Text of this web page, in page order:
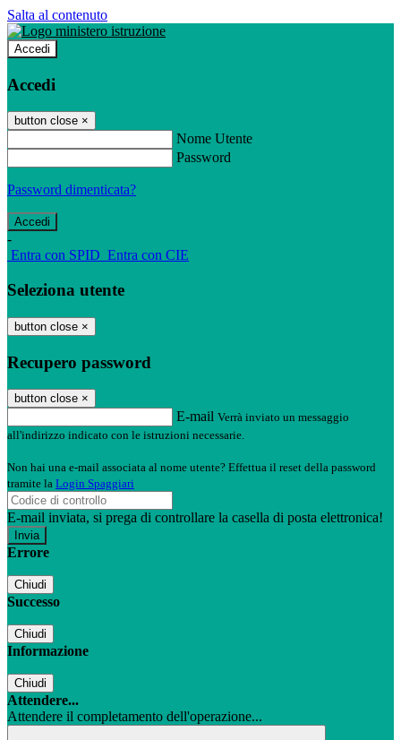
Salta al contenuto
Accedi
Accedi
button close ×
Nome Utente
Password
Password dimenticata?
-
Entra con SPID Entra con CIE
Seleziona utente
button close ×
Recupero password
button close ×
E-mail Verrà inviato un messaggio
all'indirizzo indicato con le istruzioni necessarie.
Non hai una e-mail associata al nome utente? Effettua il reset della password
tramite la Login Spaggiari
E-mail inviata, si prega di controllare la casella di posta elettronica!
Errore
Chiudi
Successo
Chiudi
Informazione
Chiudi
Attendere...
Attendere il completamento dell'operazione...